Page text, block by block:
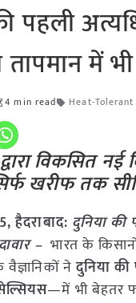
पहली
तापमान में
4 min read Heat-Tolerant
विकसित
खरीफ तक
हैदराबाद: दुनिया की
–भारत के
नेदुनिया
—में भी बेहतर